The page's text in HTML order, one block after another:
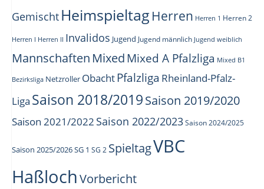
Gemischt Heimspieltag Herren Herren 1 Herren 2
Herren I Herren II Invalidos Jugend Jugend männlich Jugend weiblich
Mannschaften MixedMixed A Pfalzliga Mixed B1
Bezirksliga Netzroller ObachtPfalzliga Rheinland-Pfalz-
Liga Saison 2018/2019Saison 2019/2020
Saison 2021/2022 Saison 2022/2023 Saison 2024/2025
Saison 2025/2026SG 1 SG 2 SpieltagVBC
HaßlochVorbericht